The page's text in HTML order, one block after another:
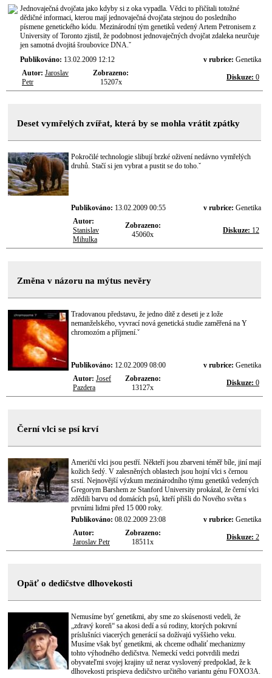
Jednovaječná dvojčata jako kdyby si z oka vypadla. Vědci to přičítali totožné
dědičné informaci, kterou mají jednovaječná dvojčata stejnou do posledního
písmene genetického kódu. Mezinárodní tým genetiků vedený Artem Petronisem z
University of Toronto zjistil, že podobnost jednovaječných dvojčat zdaleka neurčuje
jen samotná dvojitá šroubovice DNA.ˇ
Publikováno: 13.02.2009 12:12 v rubrice: Genetika
Autor: Jaroslav
Petr
Zobrazeno:
15207x
Diskuze: 0
Deset vymřelých zvířat, která by se mohla vrátit zpátky
Pokročilé technologie slibují brzké oživení nedávno vymřelých
druhů. Stačí si jen vybrat a pustit se do toho.ˇ
Publikováno: 13.02.2009 00:55 v rubrice: Genetika
Autor:
Stanislav
Mihulka
Zobrazeno:
45060x
Diskuze: 12
Změna v názoru na mýtus nevěry
Tradovanou představu, že jedno dítě z deseti je z lože
nemanželského, vyvrací nová genetická studie zaměřená na Y
chromozóm a příjmení.ˇ
Publikováno: 12.02.2009 08:00 v rubrice: Genetika
Autor: Josef
Pazdera
Zobrazeno:
13127x
Diskuze: 0
Černí vlci se psí krví
Američtí vlci jsou pestří. Někteří jsou zbarveni téměř bíle, jiní mají
kožich šedý. V zalesněných oblastech jsou hojní vlci s černou
srstí. Nejnovější výzkum mezinárodního týmu genetiků vedených
Gregorym Barshem ze Stanford University prokázal, že černí vlci
zdědili barvu od domácích psů, kteří přišli do Nového světa s
prvními lidmi před 15 000 roky.
Publikováno: 08.02.2009 23:08 v rubrice: Genetika
Autor:
Jaroslav Petr
Zobrazeno:
18511x
Diskuze: 2
Opäť o dedičstve dlhovekosti
Nemusíme byť genetikmi, aby sme zo skúsenosti vedeli, že
„zdravý koreň“ sa akosi dedí a sú rodiny, ktorých pokrvní
príslušníci viacerých generácií sa dožívajú vyššieho veku.
Musíme však byť genetikmi, ak chceme odhaliť mechanizmy
tohto výhodného dedičstva. Nemeckí vedci potvrdili medzi
obyvateľmi svojej krajiny už neraz vyslovený predpoklad, že k
dlhovekosti prispieva dedičstvo určitého variantu génu FOXO3A.